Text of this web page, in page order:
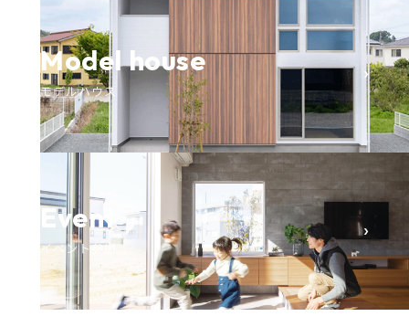
Model house
モデルハウス
›
Event
イベント参加
›